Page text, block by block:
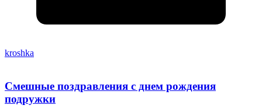
kroshka
Смешные поздравления с днем рождения
подружки